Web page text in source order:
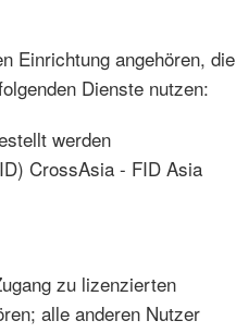
Einrichtung angehören, die
Dienste nutzen:
werden
CrossAsia - FID Asia
zu lizenzierten
alle anderen Nutzer